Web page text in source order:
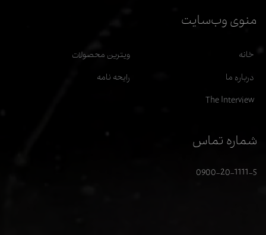
شماره تماس
0900-20-1111-5
منوی وب‌سایت
خانه
ویترین محصولات
درباره ما
رایحه نامه
The Interview